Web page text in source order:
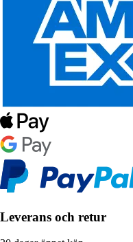
Leverans och retur